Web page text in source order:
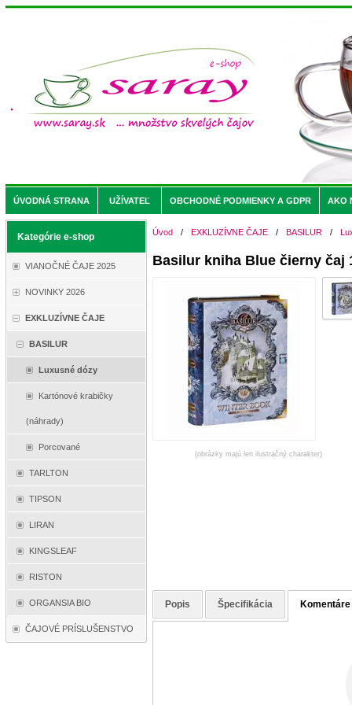
ÚVODNÁ STRANA UŽÍVATEĽ OBCHODNÉ PODMIENKY A GDPR AKO
Kategórie e-shop
VIANOČNÉ ČAJE 2025
NOVINKY 2026
EXKLUZÍVNE ČAJE
BASILUR
Luxusné dózy
Kartónové krabičky
(náhrady)
Porcované
TARLTON
TIPSON
LIRAN
KINGSLEAF
RISTON
ORGANSIA BIO
ČAJOVÉ PRÍSLUŠENSTVO
Úvod / EXKLUZÍVNE ČAJE / BASILUR /
Basilur kniha Blue čierny čaj
(obrázky majú len ilustračný charakter)
Popis Špecifikácia Komentáre